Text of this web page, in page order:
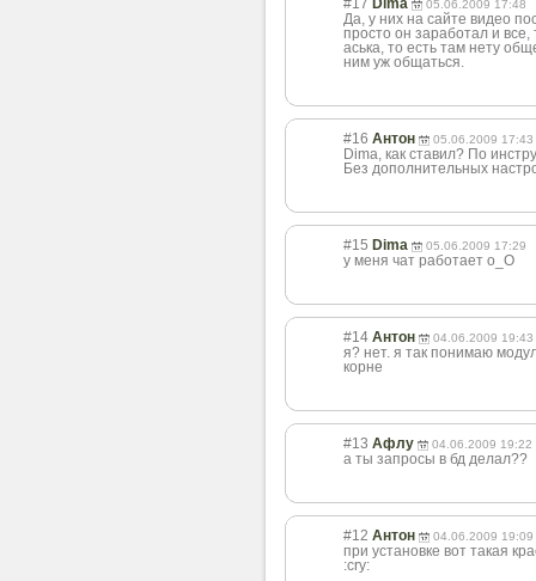
#17 Dima 05.06.2009 17:48
Да, у них на сайте видео
просто он заработал и
аська, то есть там нету
ним уж общаться.
#16 Антон 05.06.2009 17:43
Dima, как ставил? По
Без дополнительных
#15 Dima 05.06.2009 17:29
у меня чат работает о_О
#14 Антон 04.06.2009 19:43
я? нет. я так понимаю
корне
#13 Афлу 04.06.2009 19:22
а ты запросы в бд делал??
#12 Антон 04.06.2009 19:09
при установке вот такая
:cry: